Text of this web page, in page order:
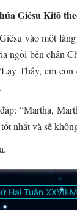
Giêsu Kitô
vào một
ngồi bên chân
Thầy, em
“Martha,
nhất và sẽ
Hai Tuần XXVII